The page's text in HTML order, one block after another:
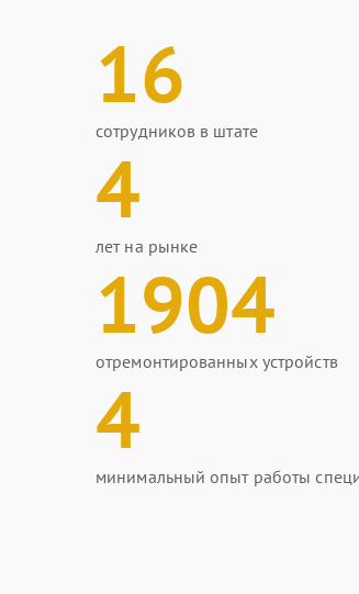
16
сотрудников в штате
4
лет на рынке
1904
отремонтированных устройств
4
минимальный опыт работы